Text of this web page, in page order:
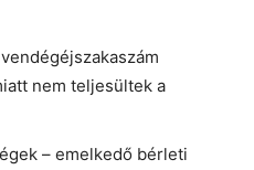
nem teljesültek a
– emelkedő bérleti